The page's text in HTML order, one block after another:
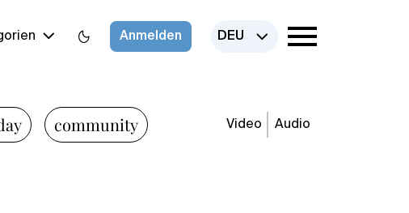
Anmelden DEU
community Video Audio